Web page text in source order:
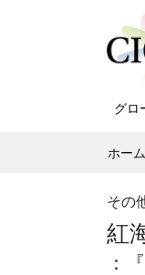
グロ
ホーム
その
紅
：